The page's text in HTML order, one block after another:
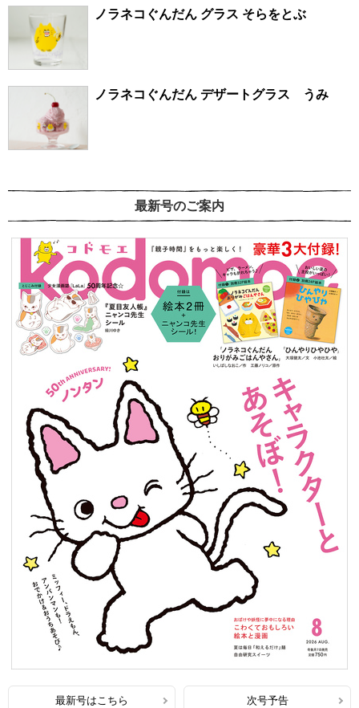
ノラネコぐんだん グラス そらをとぶ
ノラネコぐんだん デザートグラス うみ
最新号のご案内
最新号はこちら 次号予告